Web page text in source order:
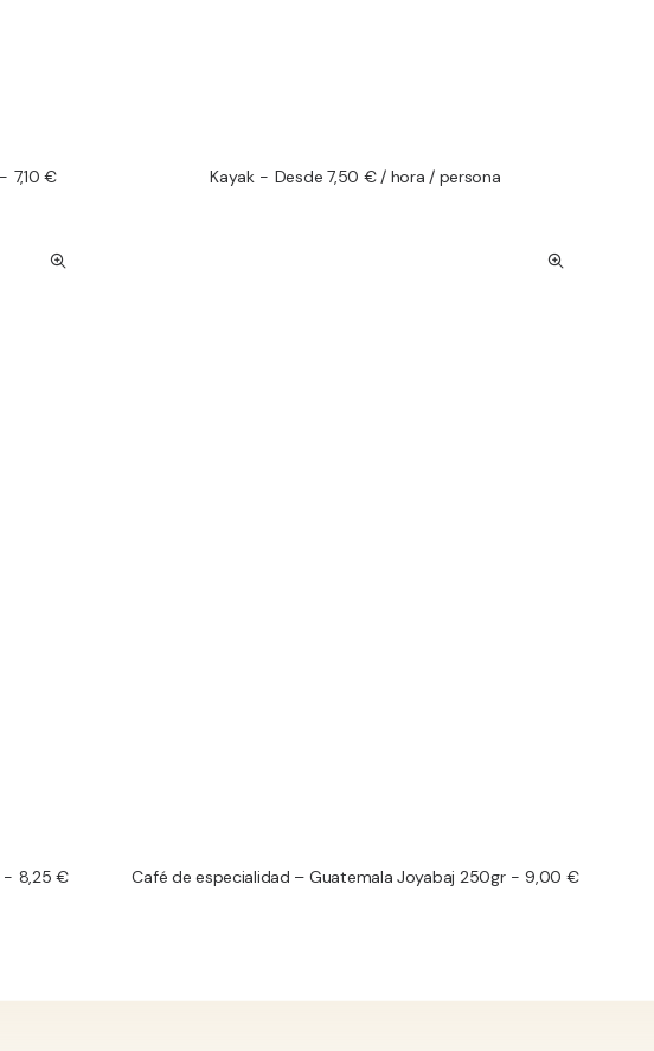
7,10€
AÑADIR AL CARRITO
Kayak Desde 7,50 € / hora / persona
8,25€
LEER MÁS
Café de especialidad – Guatemala Joyabaj 250gr 9,00 €